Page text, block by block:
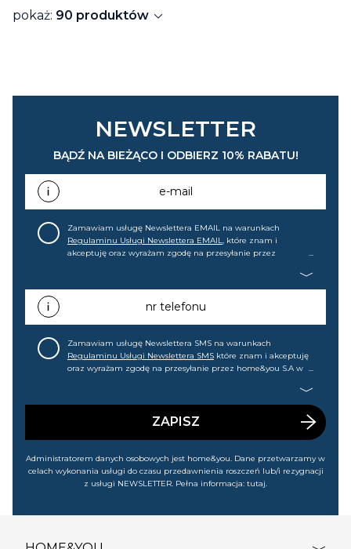
pokaż: 90 produktów expand_more
NEWSLETTER
BĄDŹ NA BIEŻĄCO I ODBIERZ 10% RABATU!
e-mail
Zamawiam usługę Newslettera EMAIL na warunkach
Regulaminu Usługi Newslettera EMAIL, które znam i
akceptuję oraz wyrażam zgodę na przesyłanie przez
promocjach, wyprzedażach). Wiem, że mogę tę zgodę w
każdej chwili cofnąć.nr telefonu
Zamawiam usługę Newslettera SMS na warunkach
Regulaminu Usługi Newslettera SMS które znam i akceptuję
oraz wyrażam zgodę na przesyłanie przez home&you S.A w
wyprzedażach). Wiem, że mogę tę zgodę w każdej chwili
ZAPISZ
Administratorem danych osobowych jest home&you. Dane przetwarzamy w
celach wykonania usługi do czasu przedawnienia roszczeń lub/i rezygnacji
z usługi NEWSLETTER. Pełna informacja: tutaj.